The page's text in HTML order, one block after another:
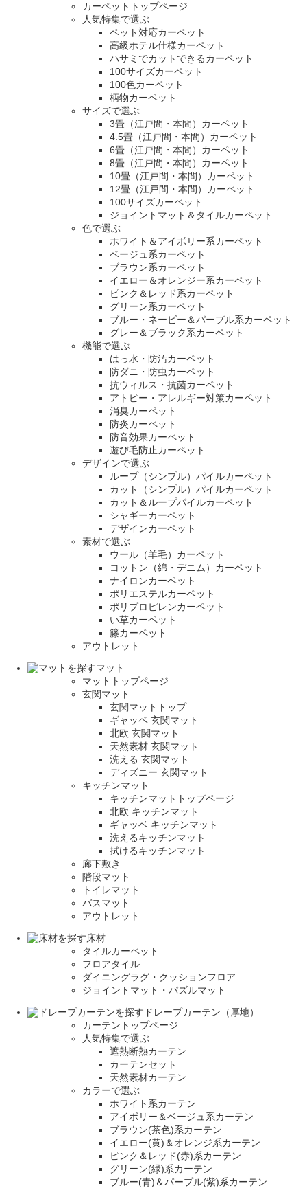
カーペットトップページ
人気特集で選ぶ
ペット対応カーペット
高級ホテル仕様カーペット
ハサミでカットできるカーペット
100サイズカーペット
100色カーペット
柄物カーペット
サイズで選ぶ
3畳（江戸間・本間）カーペット
4.5畳（江戸間・本間）カーペット
6畳（江戸間・本間）カーペット
8畳（江戸間・本間）カーペット
10畳（江戸間・本間）カーペット
12畳（江戸間・本間）カーペット
100サイズカーペット
ジョイントマット＆タイルカーペット
色で選ぶ
ホワイト＆アイボリー系カーペット
ベージュ系カーペット
ブラウン系カーペット
イエロー＆オレンジー系カーペット
ピンク＆レッド系カーペット
グリーン系カーペット
ブルー・ネービー＆パープル系カーペット
グレー＆ブラック系カーペット
機能で選ぶ
はっ水・防汚カーペット
防ダニ・防虫カーペット
抗ウィルス・抗菌カーペット
アトピー・アレルギー対策カーペット
消臭カーペット
防炎カーペット
防音効果カーペット
遊び毛防止カーペット
デザインで選ぶ
ループ（シンプル）パイルカーペット
カット（シンプル）パイルカーペット
カット＆ループパイルカーペット
シャギーカーペット
デザインカーペット
素材で選ぶ
ウール（羊毛）カーペット
コットン（綿・デニム）カーペット
ナイロンカーペット
ポリエステルカーペット
ポリプロピレンカーペット
い草カーペット
籐カーペット
アウトレット
マット
マットトップページ
玄関マット
玄関マットトップ
ギャッベ 玄関マット
北欧 玄関マット
天然素材 玄関マット
洗える 玄関マット
ディズニー 玄関マット
キッチンマット
キッチンマットトップページ
北欧 キッチンマット
ギャッベ キッチンマット
洗えるキッチンマット
拭けるキッチンマット
廊下敷き
階段マット
トイレマット
バスマット
アウトレット
床材
タイルカーペット
フロアタイル
ダイニングラグ・クッションフロア
ジョイントマット・パズルマット
ドレープカーテン（厚地）
カーテントップページ
人気特集で選ぶ
遮熱断熱カーテン
カーテンセット
天然素材カーテン
カラーで選ぶ
ホワイト系カーテン
アイボリー＆ベージュ系カーテン
ブラウン(茶色)系カーテン
イエロー(黄)＆オレンジ系カーテン
ピンク＆レッド(赤)系カーテン
グリーン(緑)系カーテン
ブルー(青)＆パープル(紫)系カーテン